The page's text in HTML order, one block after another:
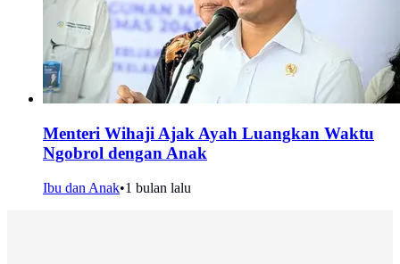
Menteri Wihaji Ajak Ayah Luangkan Waktu
Ngobrol dengan Anak
Ibu dan Anak•1 bulan lalu